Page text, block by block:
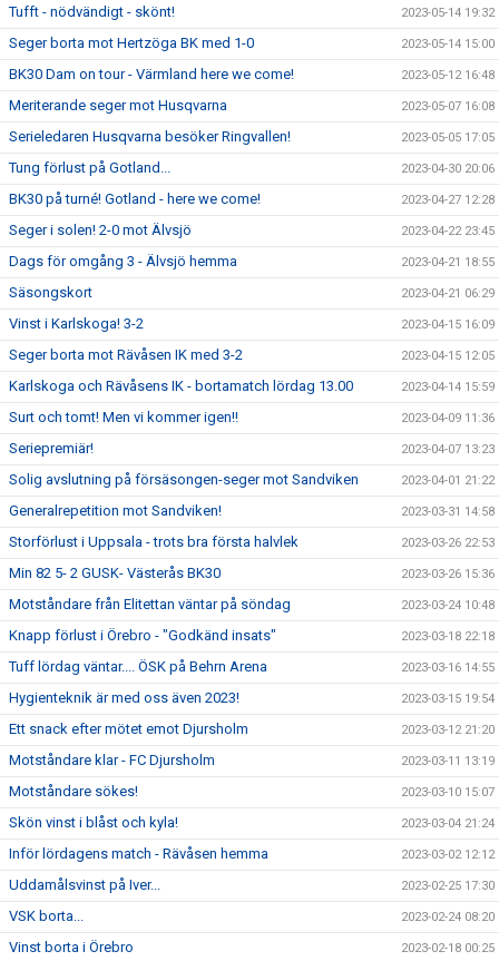
Tufft - nödvändigt - skönt! 2023-05-14 19:32
Seger borta mot Hertzöga BK med 1-0 2023-05-14 15:00
BK30 Dam on tour - Värmland here we come! 2023-05-12 16:48
Meriterande seger mot Husqvarna 2023-05-07 16:08
Serieledaren Husqvarna besöker Ringvallen! 2023-05-05 17:05
Tung förlust på Gotland... 2023-04-30 20:06
BK30 på turné! Gotland - here we come! 2023-04-27 12:28
Seger i solen! 2-0 mot Älvsjö 2023-04-22 23:45
Dags för omgång 3 - Älvsjö hemma 2023-04-21 18:55
Säsongskort 2023-04-21 06:29
Vinst i Karlskoga! 3-2 2023-04-15 16:09
Seger borta mot Rävåsen IK med 3-2 2023-04-15 12:05
Karlskoga och Rävåsens IK - bortamatch lördag 13.00 2023-04-14 15:59
Surt och tomt! Men vi kommer igen!! 2023-04-09 11:36
Seriepremiär! 2023-04-07 13:23
Solig avslutning på försäsongen-seger mot Sandviken 2023-04-01 21:22
Generalrepetition mot Sandviken! 2023-03-31 14:58
Storförlust i Uppsala - trots bra första halvlek 2023-03-26 22:53
Min 82 5- 2 GUSK- Västerås BK30 2023-03-26 15:36
Motståndare från Elitettan väntar på söndag 2023-03-24 10:48
Knapp förlust i Örebro - "Godkänd insats" 2023-03-18 22:18
Tuff lördag väntar.... ÖSK på Behrn Arena 2023-03-16 14:55
Hygienteknik är med oss även 2023! 2023-03-15 19:54
Ett snack efter mötet emot Djursholm 2023-03-12 21:20
Motståndare klar - FC Djursholm 2023-03-11 13:19
Motståndare sökes! 2023-03-10 15:07
Skön vinst i blåst och kyla! 2023-03-04 21:24
Inför lördagens match - Rävåsen hemma 2023-03-02 12:12
Uddamålsvinst på Iver... 2023-02-25 17:30
VSK borta... 2023-02-24 08:20
Vinst borta i Örebro 2023-02-18 00:25